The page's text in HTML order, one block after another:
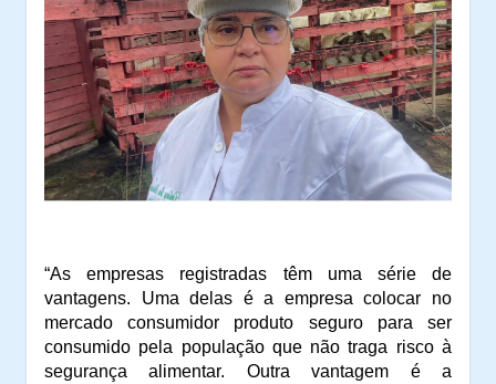
“As empresas registradas têm uma série de
vantagens. Uma delas é a empresa colocar no
mercado consumidor produto seguro para ser
consumido pela população que não traga risco à
segurança alimentar. Outra vantagem é a